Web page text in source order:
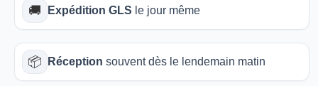
🚚 Expédition GLS le jour même
📦 Réception souvent dès le lendemain matin